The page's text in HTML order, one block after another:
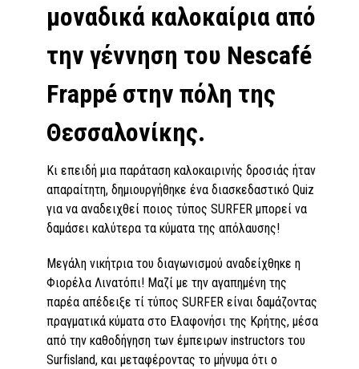
μοναδικά καλοκαίρια από
την γέννηση του Nescafé
Frappé στην πόλη της
Θεσσαλονίκης.
Κι επειδή μια παράταση καλοκαιρινής δροσιάς ήταν
απαραίτητη, δημιουργήθηκε ένα διασκεδαστικό Quiz
για να αναδειχθεί ποιος τύπος SURFER μπορεί να
δαμάσει καλύτερα τα κύματα της απόλαυσης!
Μεγάλη νικήτρια του διαγωνισμού αναδείχθηκε η
Φιορέλα Λινατόπι! Μαζί με την αγαπημένη της
παρέα απέδειξε τί τύπος SURFER είναι δαμάζοντας
πραγματικά κύματα στο Ελαφονήσι της Κρήτης, μέσα
από την καθοδήγηση των έμπειρων instructors του
Surfisland, και μεταφέροντας το μήνυμα ότι ο